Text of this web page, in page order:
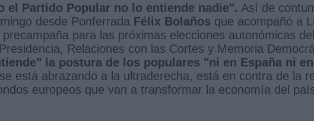
el Partido Popular no lo entiende nadie". Así de
desde Ponferrada Félix Bolaños que acompañó a
para las próximas elecciones autonómicas
Relaciones con las Cortes y Memoria
la postura de los populares "ni en España ni
está abrazando a la ultraderecha, está en contra de la
europeos que van a transformar la economía del